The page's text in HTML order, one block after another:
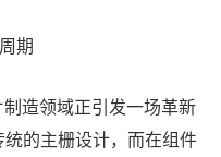
期
造领域正引发一场革新
的主栅设计，而在组件